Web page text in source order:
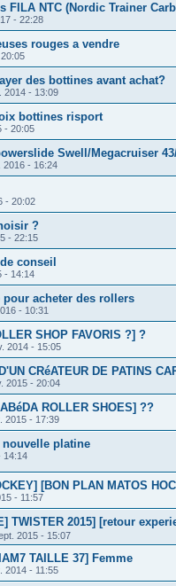
FILA NTC (Nordic Trainer
- 22:28
rouges a vendre
des bottines avant achat?
2014 - 13:09
bottines risport
- 20:05
Swell/Megacruiser
2016 - 16:24
- 20:02
?
- 22:15
conseil
- 14:14
pour acheter des rollers
- 10:31
SHOP FAVORIS ?] ?
2014 - 15:05
CRéATEUR DE PATINS
2015 - 20:04
ROLLER SHOES] ??
2015 - 17:39
nouvelle platine
14:14
[BON PLAN MATOS
- 11:57
TWISTER 2015] [retour
2015 - 15:07
TAILLE 37] Femme
2014 - 11:55